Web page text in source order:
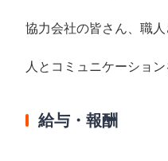
協力会社の皆さん、職
人とコミュニケーショ
給与・報酬